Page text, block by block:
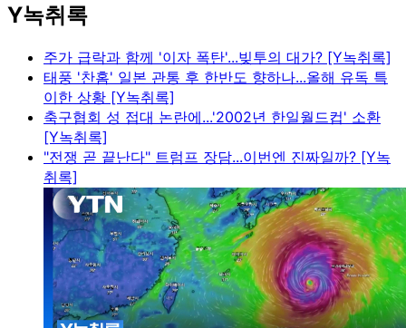
Y녹취록
주가 급락과 함께 '이자 폭탄'...빚투의 대가? [Y녹취록]
태풍 '찬홈' 일본 관통 후 한반도 향하나...올해 유독 특
이한 상황 [Y녹취록]
축구협회 성 접대 논란에...'2002년 한일월드컵' 소환
[Y녹취록]
"전쟁 곧 끝난다" 트럼프 장담...이번엔 진짜일까? [Y녹
취록]